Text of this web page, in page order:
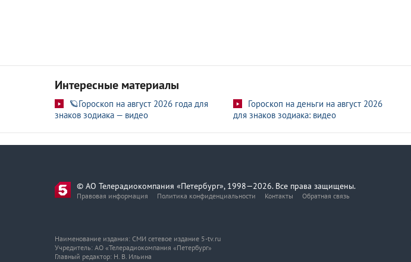
Интересные материалы
🪐Гороскоп на август 2026 года для
знаков зодиака — видео
Гороскоп на деньги на август 2026
для знаков зодиака: видео
© АО Телерадиокомпания «Петербург», 1998—2026. Все права защищены.
Правовая информация Политика конфиденциальности Контакты Обратная связь
Наименование издания: СМИ сетевое издание 5-tv.ru
Учредитель: АО «Телерадиокомпания «Петербург»
Главный редактор: Н. В. Ильина